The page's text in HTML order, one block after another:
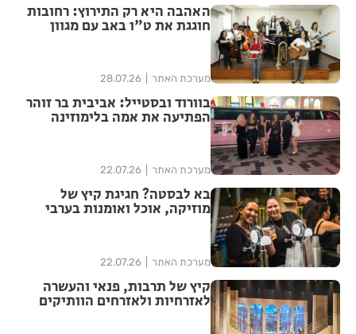
האהבה היא רק התירוץ: רחובות
חוגגת את ט"ו באב עם מגוון
מערכת האתר 28.07.26
בוורוד ובסטייל: אביבית בר זוהר
הפתיעה את אמה בלימוזינה
מערכת האתר 22.07.26
בא לבסטה? חגיגת קיץ של
מוזיקה, אוכל ואומנות בערבי
מערכת האתר 22.07.26
קיץ של תרבות, פנאי והעשרה
לאזרחיות ולאזרחים הוותיקים